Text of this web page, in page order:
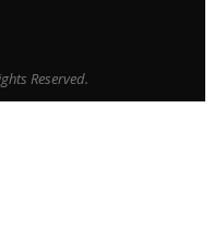
Reserved.